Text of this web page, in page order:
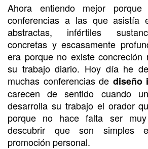
Ahora entiendo mejor
conferencias a las que asistía
abstractas, infértiles
concretas y escasamente
era porque no existe concreción
su trabajo diario. Hoy día he
muchas conferencias de diseño
carecen de sentido cuando
desarrolla su trabajo el orador
porque no hace falta ser
descubrir que son simples
promoción personal.